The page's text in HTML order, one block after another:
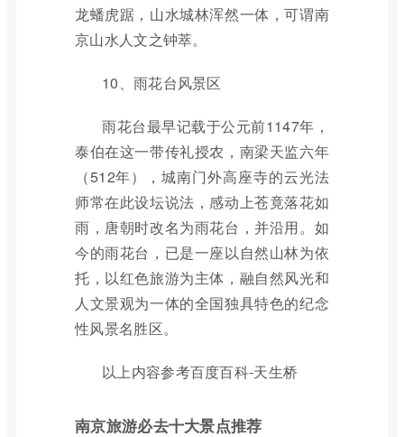
龙蟠虎踞，山水城林浑然一体，可谓南
京山水人文之钟萃。
10、雨花台风景区
雨花台最早记载于公元前1147年，
泰伯在这一带传礼授农，南梁天监六年
（512年），城南门外高座寺的云光法
师常在此设坛说法，感动上苍竟落花如
雨，唐朝时改名为雨花台，并沿用。如
今的雨花台，已是一座以自然山林为依
托，以红色旅游为主体，融自然风光和
人文景观为一体的全国独具特色的纪念
性风景名胜区。
以上内容参考百度百科-天生桥
南京旅游必去十大景点推荐